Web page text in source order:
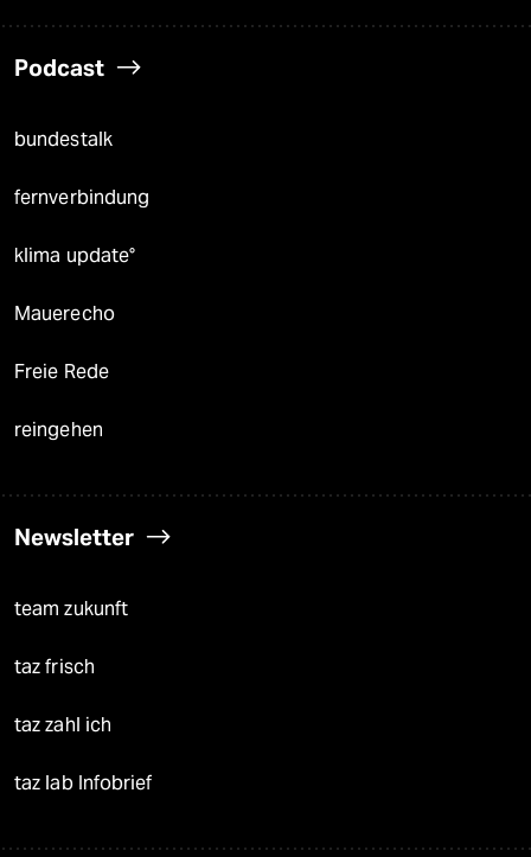
Podcast
bundestalk
fernverbindung
klima update°
Mauerecho
Freie Rede
reingehen
Newsletter
team zukunft
taz frisch
taz zahl ich
taz lab Infobrief